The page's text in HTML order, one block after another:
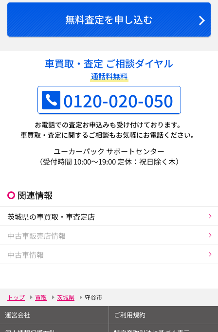
無料査定を申し込む
車買取・査定 ご相談ダイヤル
通話料無料
0120-020-050
お電話での査定お申込みも受け付けております。
車買取・査定に関するご相談もお気軽にお電話ください。
ユーカーパック サポートセンター
（受付時間 10:00～19:00 定休：祝日除く木）
関連情報
茨城県の車買取・車査定店
中古車販売店情報
中古車情報
トップ 買取 茨城県 守谷市
運営会社
ご利用規約